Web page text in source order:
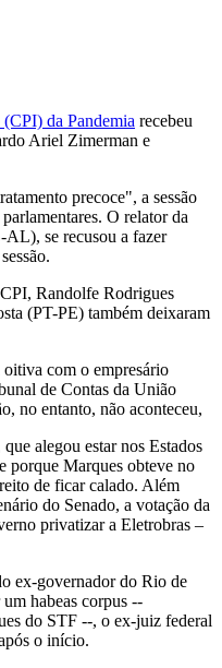
da Pandemia recebeu
Ariel Zimerman e
precoce", a sessão
O relator da
se recusou a fazer
Randolfe Rodrigues
(PT-PE) também deixaram
oitiva com o empresário
de Contas da União
no entanto, não aconteceu,
alegou estar nos Estados
porque Marques obteve no
de ficar calado. Além
do Senado, a votação da
privatizar a Eletrobras –
ex-governador do Rio de
habeas corpus --
do STF --, o ex-juiz federal
o início.